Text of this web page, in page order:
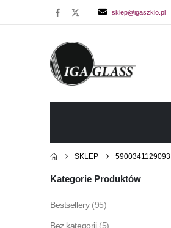
sklep@igaszklo.pl
SKLEP 5900341129093
Kategorie Produktów
Bestsellery (95)
Bez kategorii (5)